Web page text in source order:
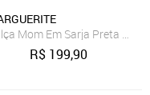
Quintess
Mom Em Sarja Preta
R$ 199,90